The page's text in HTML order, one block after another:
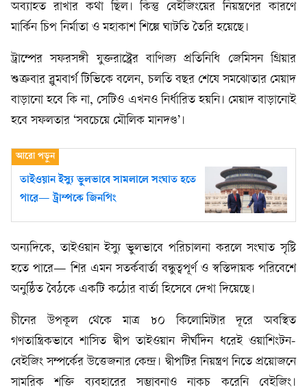
অব্যাহত রাখার কথা ছিল। কিন্তু বেইজিংয়ের নিয়ন্ত্রণের কারণে
মার্কিন চিপ নির্মাতা ও মহাকাশ শিল্পে ঘাটতি তৈরি হয়েছে।
ট্রাম্পের সফরসঙ্গী যুক্তরাষ্ট্রের বাণিজ্য প্রতিনিধি জেমিসন গ্রিয়ার
শুক্রবার ব্লুমবার্গ টিভিকে বলেন, চলতি বছর শেষে সমঝোতার মেয়াদ
বাড়ানো হবে কি না, সেটিও এখনও নির্ধারিত হয়নি। মেয়াদ বাড়ানোই
হবে সফলতার ‘সবচেয়ে মৌলিক মানদণ্ড’।
তাইওয়ান ইস্যু ভুলভাবে সামলালে সংঘাত হতে
পারে— ট্রাম্পকে জিনপিং
অন্যদিকে, তাইওয়ান ইস্যু ভুলভাবে পরিচালনা করলে সংঘাত সৃষ্টি
হতে পারে— শির এমন সতর্কবার্তা বন্ধুত্বপূর্ণ ও স্বস্তিদায়ক পরিবেশে
অনুষ্ঠিত বৈঠকে একটি কঠোর বার্তা হিসেবে দেখা দিয়েছে।
চীনের উপকূল থেকে মাত্র ৮০ কিলোমিটার দূরে অবস্থিত
গণতান্ত্রিকভাবে শাসিত দ্বীপ তাইওয়ান দীর্ঘদিন ধরেই ওয়াশিংটন-
বেইজিং সম্পর্কের উত্তেজনার কেন্দ্র। দ্বীপটির নিয়ন্ত্রণ নিতে প্রয়োজনে
সামরিক শক্তি ব্যবহারের সম্ভাবনাও নাকচ করেনি বেইজিং।